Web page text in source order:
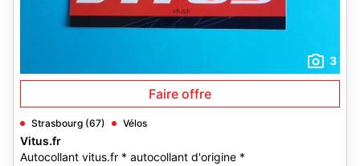
3
Faire offre
Strasbourg (67) Vélos
Vitus.fr
Autocollant vitus.fr * autocollant d'origine *